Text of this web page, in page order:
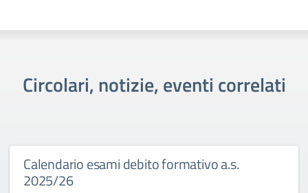
Circolari, notizie, eventi correlati
Calendario esami debito formativo a.s.
2025/26